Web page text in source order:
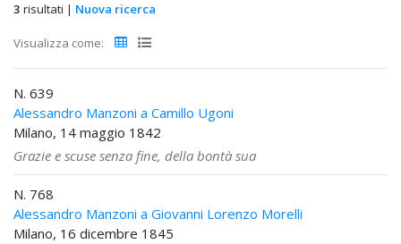
3 risultati | Nuova ricerca
Visualizza come:
N. 639
Alessandro Manzoni a Camillo Ugoni
Milano, 14 maggio 1842
Grazie e scuse senza fine, della bontà sua
N. 768
Alessandro Manzoni a Giovanni Lorenzo Morelli
Milano, 16 dicembre 1845